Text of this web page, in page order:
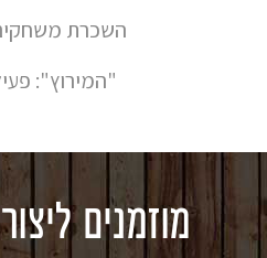
השכרת
"המירוץ":
מוזמנים